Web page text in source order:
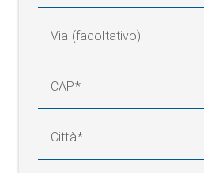
Via (facoltativo)
CAP
Città